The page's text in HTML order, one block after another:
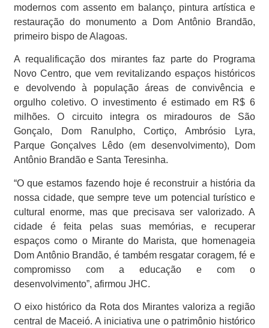
modernos com assento em balanço, pintura artística e
restauração do monumento a Dom Antônio Brandão,
primeiro bispo de Alagoas.
A requalificação dos mirantes faz parte do Programa
Novo Centro, que vem revitalizando espaços históricos
e devolvendo à população áreas de convivência e
orgulho coletivo. O investimento é estimado em R$ 6
milhões. O circuito integra os miradouros de São
Gonçalo, Dom Ranulpho, Cortiço, Ambrósio Lyra,
Parque Gonçalves Lêdo (em desenvolvimento), Dom
Antônio Brandão e Santa Teresinha.
“O que estamos fazendo hoje é reconstruir a história da
nossa cidade, que sempre teve um potencial turístico e
cultural enorme, mas que precisava ser valorizado. A
cidade é feita pelas suas memórias, e recuperar
espaços como o Mirante do Marista, que homenageia
Dom Antônio Brandão, é também resgatar coragem, fé e
compromisso com a educação e com o
desenvolvimento”, afirmou JHC.
O eixo histórico da Rota dos Mirantes valoriza a região
central de Maceió. A iniciativa une o patrimônio histórico